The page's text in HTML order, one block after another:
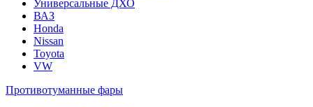
Универсальные ДХО
ВАЗ
Honda
Nissan
Toyota
VW
Противотуманные фары